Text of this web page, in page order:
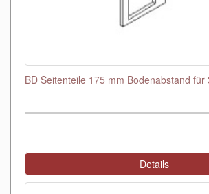
BD Seitenteile 175 mm Bodenabstand für
Details